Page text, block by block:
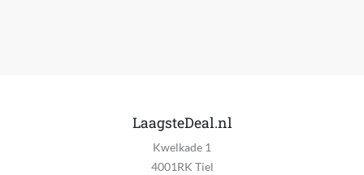
LaagsteDeal.nl
Kwelkade 1
4001RK Tiel